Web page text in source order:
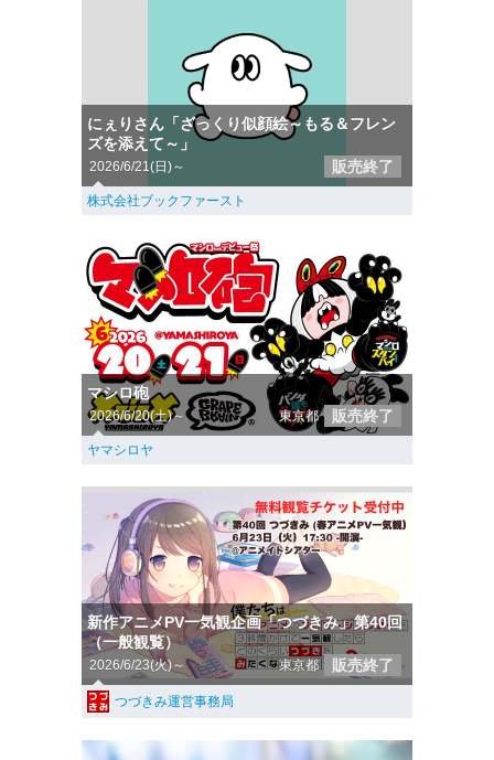
にぇりさん「ざっくり似顔絵～もる＆フレン
ズを添えて～」
2026/6/21(日)～ 販売終了
株式会社ブックファースト
マシロ砲
2026/6/20(土)～ 東京都 販売終了
ヤマシロヤ
新作アニメPV一気観企画「つづきみ」第40回
（一般観覧）
2026/6/23(火)～ 東京都 販売終了
つづきみ運営事務局